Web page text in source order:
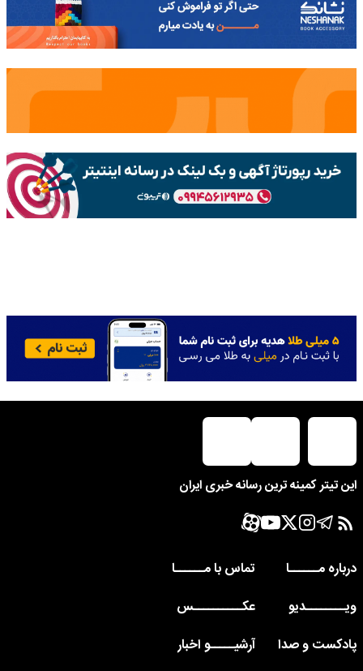
این تیتر کمینه ترین رسانه خبری ایران
درباره مــــــا
تماس با مــــــا
ویــــــــدیو
عکــــــــــس
پادکست و صدا
آرشیـــــو اخبار